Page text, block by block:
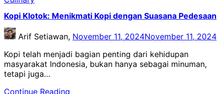
Kopi Klotok: Menikmati Kopi dengan Suasana Pedesaan
Arif Setiawan, November 11, 2024November 11, 2024
Kopi telah menjadi bagian penting dari kehidupan
masyarakat Indonesia, bukan hanya sebagai minuman,
tetapi juga…
Continue Reading